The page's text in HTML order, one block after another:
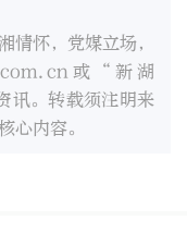
情怀，党媒立场，
或“新湖
讯。转载须注明来
心内容。